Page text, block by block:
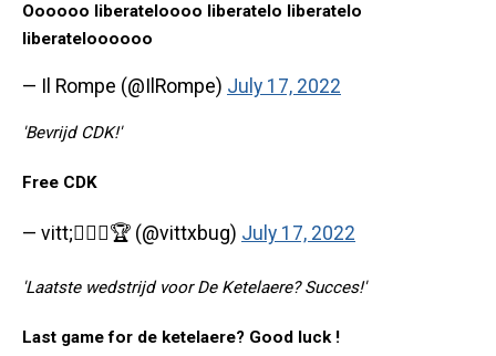
Oooooo liberateloooo liberatelo liberatelo
liberateloooooo
— Il Rompe (@IlRompe) July 17, 2022
'Bevrijd CDK!'
Free CDK
— vitt;🏄🏻‍♂️🏆 (@vittxbug) July 17, 2022
'Laatste wedstrijd voor De Ketelaere? Succes!'
Last game for de ketelaere? Good luck !